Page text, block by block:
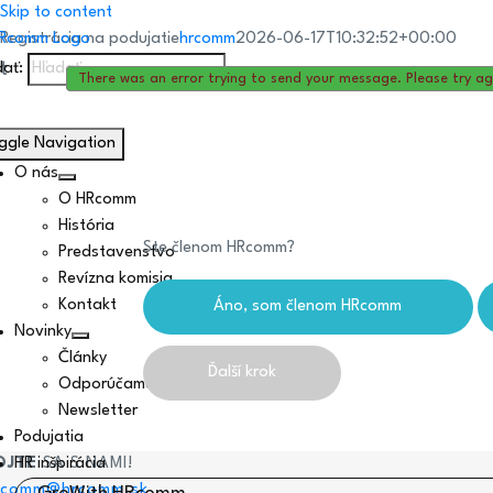
Skip to content
Navigation
O nás
O HRcomm
História
Predstavenstvo
Revízna komisia
Kontakt
Novinky
Články
Odporúčame
Newsletter
Podujatia
HR inšpirácia
Registrácia na podujatiehrcomm2026-06-17T10:32:52+00:00
Ste členom HRcomm?
SA S NAMI!
Ďakujeme za Váš záujem!
There was an error trying to send your message. Please try